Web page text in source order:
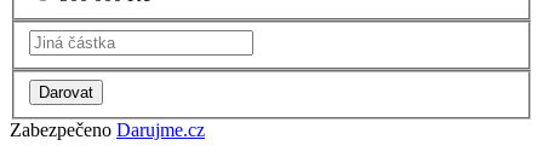
Zabezpečeno Darujme.cz